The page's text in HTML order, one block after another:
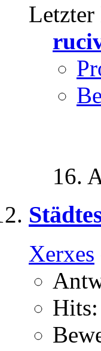
16.
Xerxes